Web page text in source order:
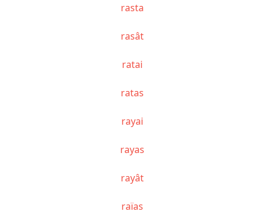
rasta
rasât
ratai
ratas
rayai
rayas
rayât
raïas